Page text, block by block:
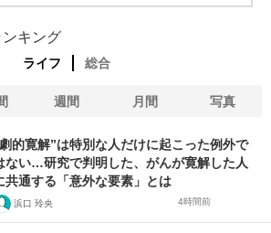
ンキング
ライフ 総合
週間 月間 写真
的寛解”は特別な人だけに起こった例外で
ない…研究で判明した、がんが寛解した人
共通する「意外な要素」とは
浜口 玲央 4時間前